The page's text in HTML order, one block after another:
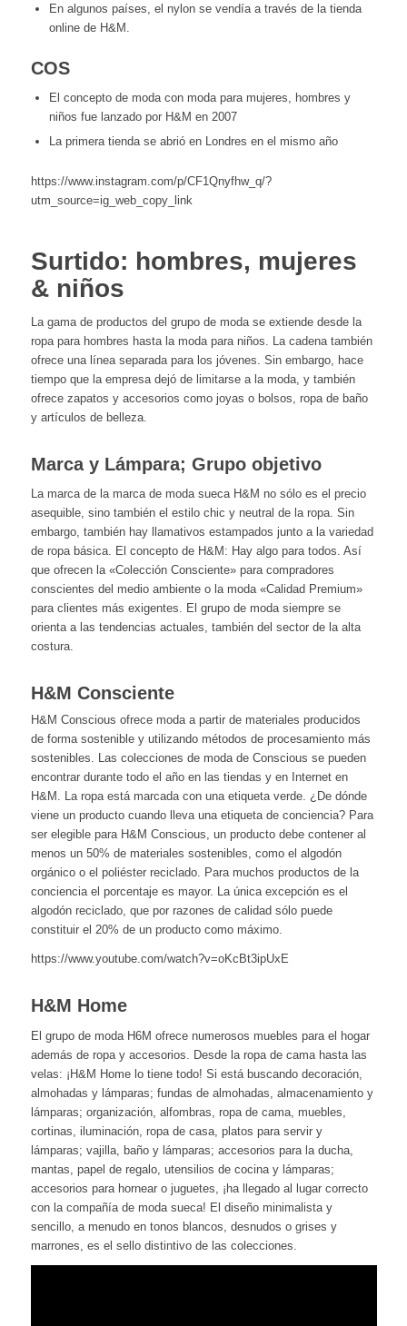
En algunos países, el nylon se vendía a través de la tienda
online de H&M.
COS
El concepto de moda con moda para mujeres, hombres y
niños fue lanzado por H&M en 2007
La primera tienda se abrió en Londres en el mismo año
https://www.instagram.com/p/CF1Qnyfhw_q/?
utm_source=ig_web_copy_link
Surtido: hombres, mujeres
& niños
La gama de productos del grupo de moda se extiende desde la
ropa para hombres hasta la moda para niños. La cadena también
ofrece una línea separada para los jóvenes. Sin embargo, hace
tiempo que la empresa dejó de limitarse a la moda, y también
ofrece zapatos y accesorios como joyas o bolsos, ropa de baño
y artículos de belleza.
Marca y Lámpara; Grupo objetivo
La marca de la marca de moda sueca H&M no sólo es el precio
asequible, sino también el estilo chic y neutral de la ropa. Sin
embargo, también hay llamativos estampados junto a la variedad
de ropa básica. El concepto de H&M: Hay algo para todos. Así
que ofrecen la «Colección Consciente» para compradores
conscientes del medio ambiente o la moda «Calidad Premium»
para clientes más exigentes. El grupo de moda siempre se
orienta a las tendencias actuales, también del sector de la alta
costura.
H&M Consciente
H&M Conscious ofrece moda a partir de materiales producidos
de forma sostenible y utilizando métodos de procesamiento más
sostenibles. Las colecciones de moda de Conscious se pueden
encontrar durante todo el año en las tiendas y en Internet en
H&M. La ropa está marcada con una etiqueta verde. ¿De dónde
viene un producto cuando lleva una etiqueta de conciencia? Para
ser elegible para H&M Conscious, un producto debe contener al
menos un 50% de materiales sostenibles, como el algodón
orgánico o el poliéster reciclado. Para muchos productos de la
conciencia el porcentaje es mayor. La única excepción es el
algodón reciclado, que por razones de calidad sólo puede
constituir el 20% de un producto como máximo.
https://www.youtube.com/watch?v=oKcBt3ipUxE
H&M Home
El grupo de moda H6M ofrece numerosos muebles para el hogar
además de ropa y accesorios. Desde la ropa de cama hasta las
velas: ¡H&M Home lo tiene todo! Si está buscando decoración,
almohadas y lámparas; fundas de almohadas, almacenamiento y
lámparas; organización, alfombras, ropa de cama, muebles,
cortinas, iluminación, ropa de casa, platos para servir y
lámparas; vajilla, baño y lámparas; accesorios para la ducha,
mantas, papel de regalo, utensilios de cocina y lámparas;
accesorios para hornear o juguetes, ¡ha llegado al lugar correcto
con la compañía de moda sueca! El diseño minimalista y
sencillo, a menudo en tonos blancos, desnudos o grises y
marrones, es el sello distintivo de las colecciones.